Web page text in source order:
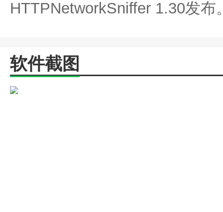
HTTPNetworkSniffer 1.30发布
软件截图